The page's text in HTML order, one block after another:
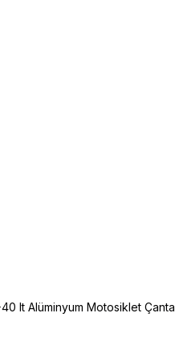
lt Alüminyum Motosiklet